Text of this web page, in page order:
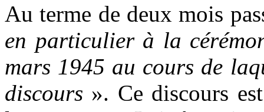
Au terme de deux mois
en particulier à la
mars 1945 au cours de
discours ». Ce discours